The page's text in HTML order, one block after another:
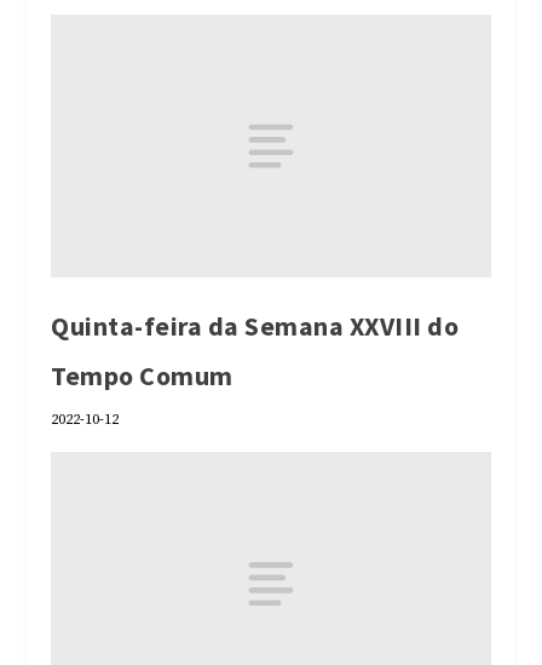
Quinta-feira da Semana XXVIII do
Tempo Comum
2022-10-12